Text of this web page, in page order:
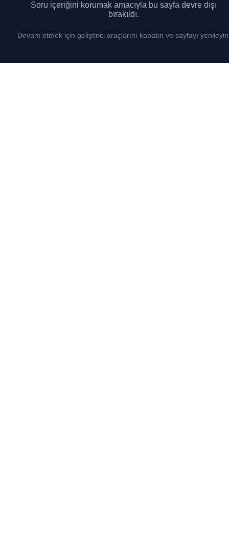
Soru içeriğini korumak amacıyla bu sayfa devre dışı
bırakıldı.
Devam etmek için geliştirici araçlarını kapatın ve sayfayı